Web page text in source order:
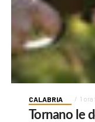
CALABRIA 1 ora
Tornano le